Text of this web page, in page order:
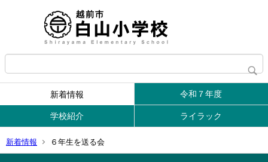
新着情報 令和７年度
学校紹介 ライラック
新着情報 ６年生を送る会